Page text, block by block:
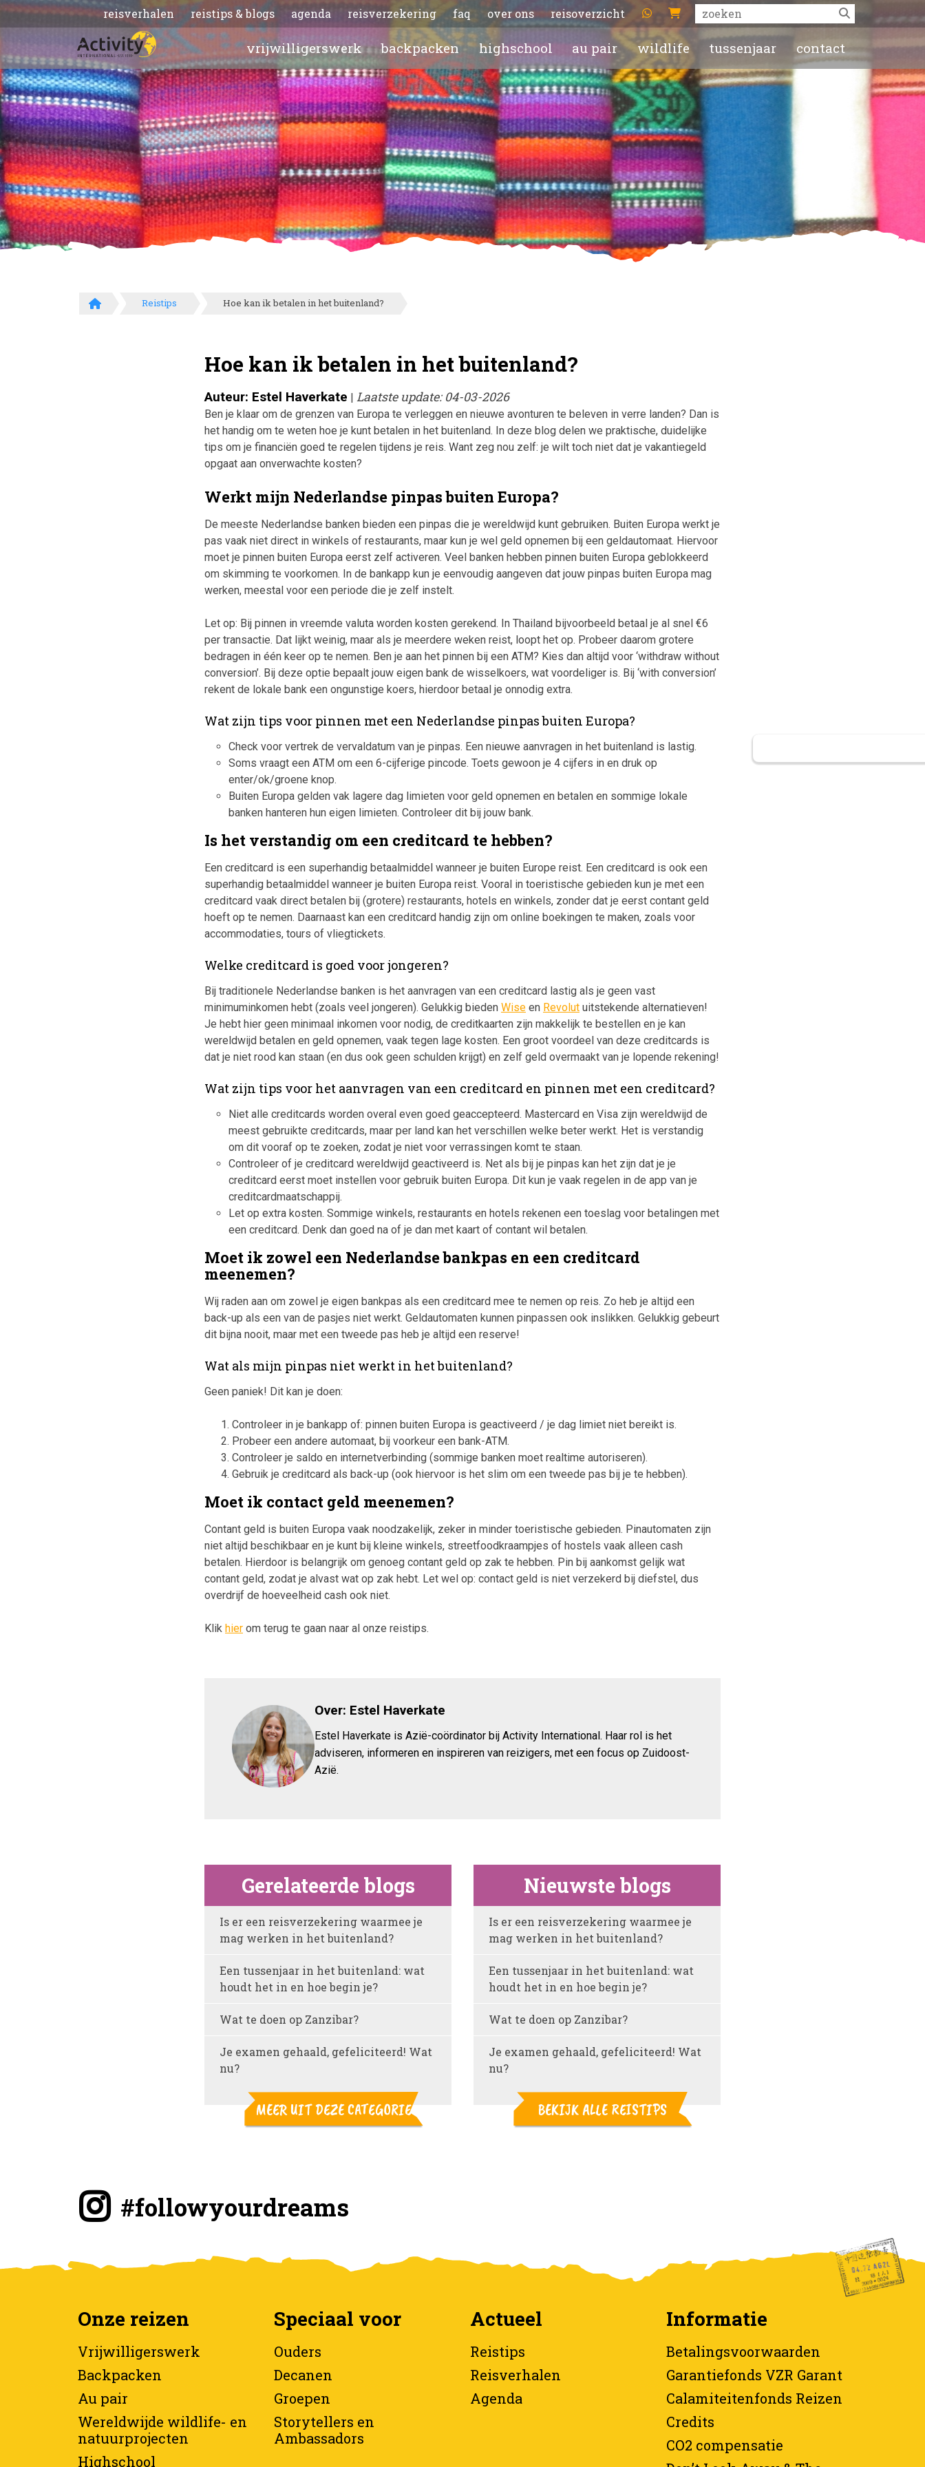
reisverhalen reistips & blogs agenda reisverzekering faq over ons reisoverzicht
vrijwilligerswerk backpacken highschool au pair wildlife tussenjaar contact
Reistips Hoe kan ik betalen in het buitenland?
Hoe kan ik betalen in het buitenland?
Auteur: Estel Haverkate | Laatste update: 04-03-2026
Ben je klaar om de grenzen van Europa te verleggen en nieuwe avonturen te beleven in verre landen? Dan is
het handig om te weten hoe je kunt betalen in het buitenland. In deze blog delen we praktische, duidelijke
tips om je financiën goed te regelen tijdens je reis. Want zeg nou zelf: je wilt toch niet dat je vakantiegeld
opgaat aan onverwachte kosten?
Werkt mijn Nederlandse pinpas buiten Europa?
De meeste Nederlandse banken bieden een pinpas die je wereldwijd kunt gebruiken. Buiten Europa werkt je
pas vaak niet direct in winkels of restaurants, maar kun je wel geld opnemen bij een geldautomaat. Hiervoor
moet je pinnen buiten Europa eerst zelf activeren. Veel banken hebben pinnen buiten Europa geblokkeerd
om skimming te voorkomen. In de bankapp kun je eenvoudig aangeven dat jouw pinpas buiten Europa mag
werken, meestal voor een periode die je zelf instelt.
Let op: Bij pinnen in vreemde valuta worden kosten gerekend. In Thailand bijvoorbeeld betaal je al snel €6
per transactie. Dat lijkt weinig, maar als je meerdere weken reist, loopt het op. Probeer daarom grotere
bedragen in één keer op te nemen. Ben je aan het pinnen bij een ATM? Kies dan altijd voor ‘withdraw without
conversion’. Bij deze optie bepaalt jouw eigen bank de wisselkoers, wat voordeliger is. Bij ‘with conversion’
rekent de lokale bank een ongunstige koers, hierdoor betaal je onnodig extra.
Wat zijn tips voor pinnen met een Nederlandse pinpas buiten Europa?
Check voor vertrek de vervaldatum van je pinpas. Een nieuwe aanvragen in het buitenland is lastig.
Soms vraagt een ATM om een 6-cijferige pincode. Toets gewoon je 4 cijfers in en druk op
enter/ok/groene knop.
Buiten Europa gelden vak lagere dag limieten voor geld opnemen en betalen en sommige lokale
banken hanteren hun eigen limieten. Controleer dit bij jouw bank.
Is het verstandig om een creditcard te hebben?
Een creditcard is een superhandig betaalmiddel wanneer je buiten Europe reist. Een creditcard is ook een
superhandig betaalmiddel wanneer je buiten Europa reist. Vooral in toeristische gebieden kun je met een
creditcard vaak direct betalen bij (grotere) restaurants, hotels en winkels, zonder dat je eerst contant geld
hoeft op te nemen. Daarnaast kan een creditcard handig zijn om online boekingen te maken, zoals voor
accommodaties, tours of vliegtickets.
Welke creditcard is goed voor jongeren?
Bij traditionele Nederlandse banken is het aanvragen van een creditcard lastig als je geen vast
minimuminkomen hebt (zoals veel jongeren). Gelukkig bieden Wise en Revolut uitstekende alternatieven!
Je hebt hier geen minimaal inkomen voor nodig, de creditkaarten zijn makkelijk te bestellen en je kan
wereldwijd betalen en geld opnemen, vaak tegen lage kosten. Een groot voordeel van deze creditcards is
dat je niet rood kan staan (en dus ook geen schulden krijgt) en zelf geld overmaakt van je lopende rekening!
Wat zijn tips voor het aanvragen van een creditcard en pinnen met een creditcard?
Niet alle creditcards worden overal even goed geaccepteerd. Mastercard en Visa zijn wereldwijd de
meest gebruikte creditcards, maar per land kan het verschillen welke beter werkt. Het is verstandig
om dit vooraf op te zoeken, zodat je niet voor verrassingen komt te staan.
Controleer of je creditcard wereldwijd geactiveerd is. Net als bij je pinpas kan het zijn dat je je
creditcard eerst moet instellen voor gebruik buiten Europa. Dit kun je vaak regelen in de app van je
creditcardmaatschappij.
Let op extra kosten. Sommige winkels, restaurants en hotels rekenen een toeslag voor betalingen met
een creditcard. Denk dan goed na of je dan met kaart of contant wil betalen.
Moet ik zowel een Nederlandse bankpas en een creditcard
meenemen?
Wij raden aan om zowel je eigen bankpas als een creditcard mee te nemen op reis. Zo heb je altijd een
back-up als een van de pasjes niet werkt. Geldautomaten kunnen pinpassen ook inslikken. Gelukkig gebeurt
dit bijna nooit, maar met een tweede pas heb je altijd een reserve!
Wat als mijn pinpas niet werkt in het buitenland?
Geen paniek! Dit kan je doen:
Controleer in je bankapp of: pinnen buiten Europa is geactiveerd / je dag limiet niet bereikt is.
Probeer een andere automaat, bij voorkeur een bank-ATM.
Controleer je saldo en internetverbinding (sommige banken moet realtime autoriseren).
Gebruik je creditcard als back-up (ook hiervoor is het slim om een tweede pas bij je te hebben).
Moet ik contact geld meenemen?
Contant geld is buiten Europa vaak noodzakelijk, zeker in minder toeristische gebieden. Pinautomaten zijn
niet altijd beschikbaar en je kunt bij kleine winkels, streetfoodkraampjes of hostels vaak alleen cash
betalen. Hierdoor is belangrijk om genoeg contant geld op zak te hebben. Pin bij aankomst gelijk wat
contant geld, zodat je alvast wat op zak hebt. Let wel op: contact geld is niet verzekerd bij diefstel, dus
overdrijf de hoeveelheid cash ook niet.
Klik hier om terug te gaan naar al onze reistips.
Over: Estel Haverkate
Estel Haverkate is Azië-coördinator bij Activity International. Haar rol is het
adviseren, informeren en inspireren van reizigers, met een focus op Zuidoost-
Azië.
Gerelateerde blogs
Is er een reisverzekering waarmee je
mag werken in het buitenland?
Een tussenjaar in het buitenland: wat
houdt het in en hoe begin je?
Wat te doen op Zanzibar?
Je examen gehaald, gefeliciteerd! Wat
nu?
MEER UIT DEZE CATEGORIE
Nieuwste blogs
Is er een reisverzekering waarmee je
mag werken in het buitenland?
Een tussenjaar in het buitenland: wat
houdt het in en hoe begin je?
Wat te doen op Zanzibar?
Je examen gehaald, gefeliciteerd! Wat
nu?
BEKIJK ALLE REISTIPS
#followyourdreams
Onze reizen
Vrijwilligerswerk
Backpacken
Au pair
Wereldwijde wildlife- en
natuurprojecten
Highschool
Speciaal voor
Ouders
Decanen
Groepen
Storytellers en
Ambassadors
Actueel
Reistips
Reisverhalen
Agenda
Informatie
Betalingsvoorwaarden
Garantiefonds VZR Garant
Calamiteitenfonds Reizen
Credits
CO2 compensatie